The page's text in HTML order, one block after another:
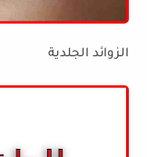
الزوائد الجلدية